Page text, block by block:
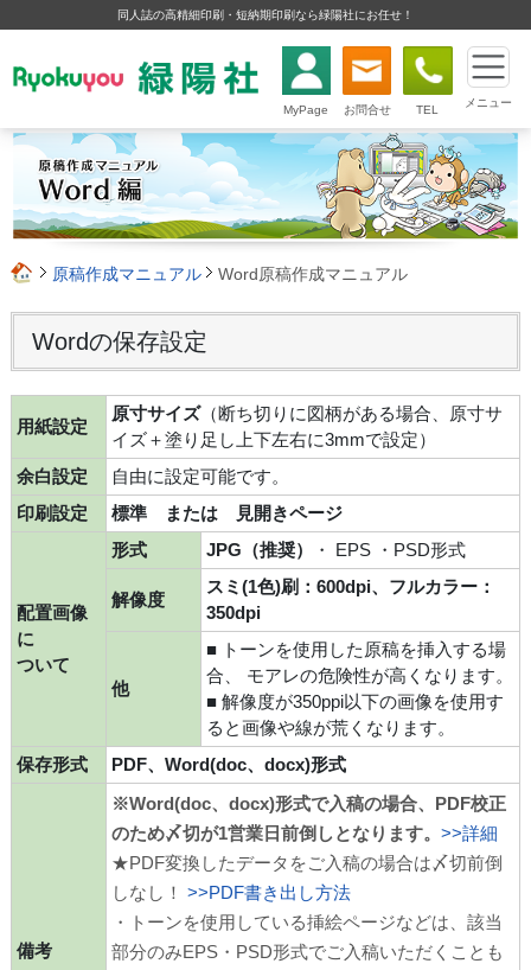
同人誌の高精細印刷・短納期印刷なら緑陽社にお任せ！
MyPage お問合せ TEL メニュー
原稿作成マニュアル Word原稿作成マニュアル
Wordの保存設定
用紙設定
原寸サイズ（断ち切りに図柄がある場合、原寸サ
イズ＋塗り足し上下左右に3mmで設定）
余白設定
自由に設定可能です。
印刷設定
標準 または 見開きページ
配置画像
に
ついて
形式 JPG（推奨） ・ EPS ・PSD形式
解像度
スミ(1色)刷：600dpi、フルカラー：
350dpi
他
■ トーンを使用した原稿を挿入する場
合、 モアレの危険性が高くなります。
■ 解像度が350ppi以下の画像を使用す
ると画像や線が荒くなります。
保存形式
PDF、Word(doc、docx)形式
備考
※Word(doc、docx)形式で入稿の場合、PDF校正
のため〆切が1営業日前倒しとなります。 >>詳細
★PDF変換したデータをご入稿の場合は〆切前倒
しなし！ >>PDF書き出し方法
・トーンを使用している挿絵ページなどは、該当
部分のみEPS・PSD形式でご入稿いただくことも